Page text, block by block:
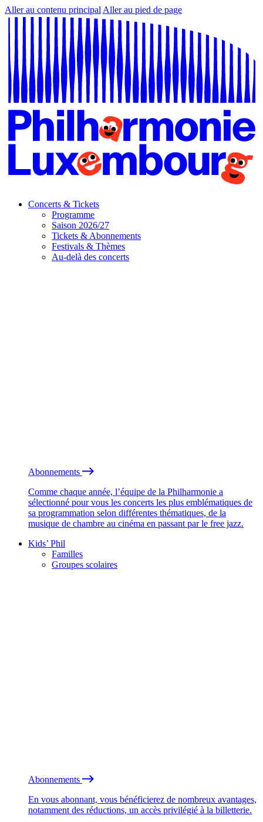
Aller au contenu principal Aller au pied de page
Concerts & Tickets
Programme
Saison 2026/27
Tickets & Abonnements
Festivals & Thèmes
Au-delà des concerts
Abonnements
Comme chaque année, l’équipe de la Philharmonie a
sélectionné pour vous les concerts les plus emblématiques de
sa programmation selon différentes thématiques, de la
musique de chambre au cinéma en passant par le free jazz.
Kids’ Phil
Familles
Groupes scolaires
Abonnements
En vous abonnant, vous bénéficierez de nombreux avantages,
notamment des réductions, un accès privilégié à la billetterie.